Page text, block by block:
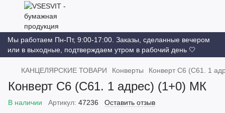
Мы работаем Пн-Пт, 9:00-17:00. Заказы, сделанные вечером
или в выходные, подтверждаем утром в рабочий день 🤍
КАНЦЕЛЯРСКИЕ ТОВАРИ Конверты Конверт С6 (C61. 1
Конверт С6 (C61. 1 адрес) (1+0) МК
В наличии Артикул: 47236 Оставить отзыв